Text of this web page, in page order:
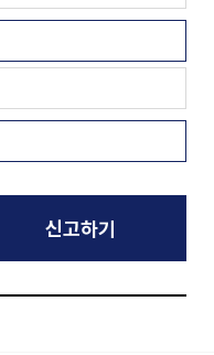
신고하기